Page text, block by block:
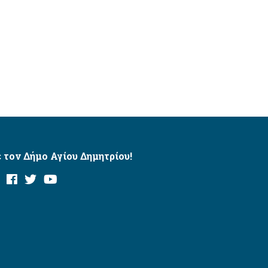
τον Δήμο Αγίου Δημητρίου!